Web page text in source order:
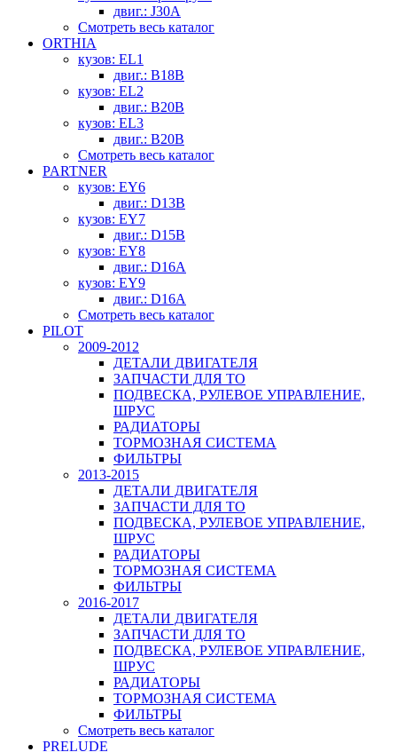
двиг.: J30A
Смотреть весь каталог
ORTHIA
кузов: EL1
двиг.: B18B
кузов: EL2
двиг.: B20B
кузов: EL3
двиг.: B20B
Смотреть весь каталог
PARTNER
кузов: EY6
двиг.: D13B
кузов: EY7
двиг.: D15B
кузов: EY8
двиг.: D16A
кузов: EY9
двиг.: D16A
Смотреть весь каталог
PILOT
2009-2012
ДЕТАЛИ ДВИГАТЕЛЯ
ЗАПЧАСТИ ДЛЯ ТО
ПОДВЕСКА, РУЛЕВОЕ УПРАВЛЕНИЕ,
ШРУС
РАДИАТОРЫ
ТОРМОЗНАЯ СИСТЕМА
ФИЛЬТРЫ
2013-2015
ДЕТАЛИ ДВИГАТЕЛЯ
ЗАПЧАСТИ ДЛЯ ТО
ПОДВЕСКА, РУЛЕВОЕ УПРАВЛЕНИЕ,
ШРУС
РАДИАТОРЫ
ТОРМОЗНАЯ СИСТЕМА
ФИЛЬТРЫ
2016-2017
ДЕТАЛИ ДВИГАТЕЛЯ
ЗАПЧАСТИ ДЛЯ ТО
ПОДВЕСКА, РУЛЕВОЕ УПРАВЛЕНИЕ,
ШРУС
РАДИАТОРЫ
ТОРМОЗНАЯ СИСТЕМА
ФИЛЬТРЫ
Смотреть весь каталог
PRELUDE